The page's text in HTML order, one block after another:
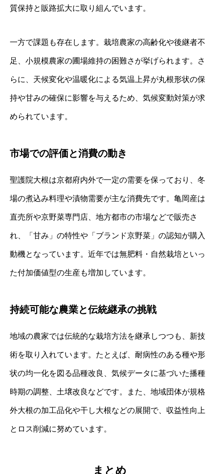
質保持と販路拡大に取り組んでいます。
一方で課題も存在します。栽培農家の高齢化や後継者不
足、小規模農家の圃場維持の困難さが挙げられます。さ
らに、天候変化や温暖化による気温上昇が丸根形状の保
持や甘みの確保に影響を与えるため、気候変動対策が求
められています。
市場での評価と消費の動き
聖護院大根は京都府内外で一定の需要を保っており、冬
場の煮込み料理や漬物需要が主な消費先です。亀岡産は
直売所や京野菜専門店、地方都市の市場などで販売さ
れ、「甘み」の特性や「ブランド京野菜」の認知が購入
動機となっています。近年では無肥料・自然栽培といっ
た付加価値型の生産も増加しています。
持続可能な農業と伝統継承の挑戦
地域の農家では伝統的な栽培方法を継承しつつも、新技
術を取り入れています。たとえば、耐病性のある種や形
状の均一化を図る品種改良、気候データに基づいた播種
時期の調整、土壌改良などです。また、地域団体が規格
外大根の加工品化や干し大根などの展開で、収益性向上
とロス削減に努めています。
まとめ